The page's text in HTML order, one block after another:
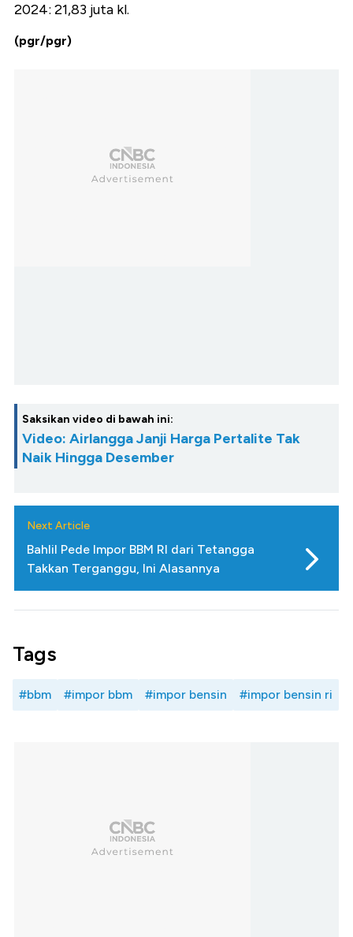
2024: 21,83 juta kl.
(pgr/pgr)
Saksikan video di bawah ini:
Video: Airlangga Janji Harga Pertalite Tak
Naik Hingga Desember
Next Article
Bahlil Pede Impor BBM RI dari Tetangga
Takkan Terganggu, Ini Alasannya
Tags
#bbm #impor bbm #impor bensin #impor bensin ri